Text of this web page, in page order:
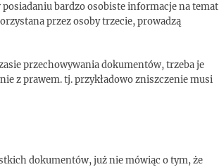
bardzo osobiste informacje na temat
przez osoby trzecie, prowadzą
przechowywania dokumentów, trzeba je
z prawem. tj. przykładowo zniszczenie musi
dokumentów, już nie mówiąc o tym, że